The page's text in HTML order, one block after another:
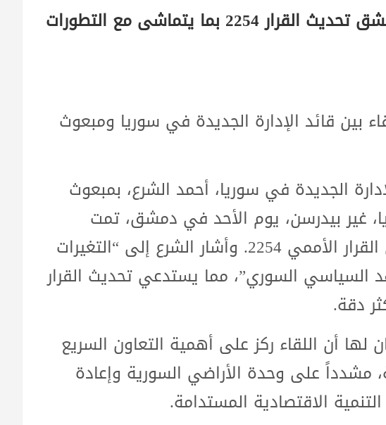
الشرع يبحث مع بيدرسن في دمشق تحديث القرار 2254 بما يتماشى مع التطورات
تحديث القرار 2254: لقاء بين قائد الإدارة الجديدة في سوريا ومبعوث
الجديدة في سوريا، أحمد الشرع، بمبعوث
غير بيدرسن، يوم الأحد في دمشق، تمت
مناقشة ضرورة إعادة النظر في القرار الأممي 2254. وأشار الشرع إلى “التغيرات
السياسي السوري”، مما يستدعي تحديث القرار
دقة.
لها أن اللقاء ركز على أهمية التعاون السريع
مشدداً على وحدة الأراضي السورية وإعادة
الاقتصادية المستدامة.